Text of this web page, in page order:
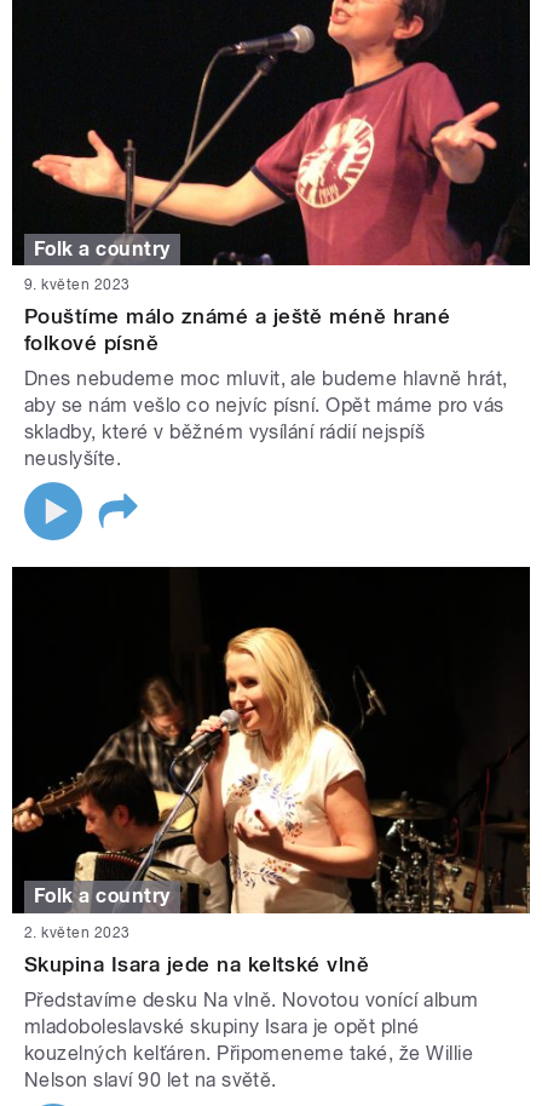
Folk a country
9. květen 2023
Pouštíme málo známé a ještě méně hrané
folkové písně
Dnes nebudeme moc mluvit, ale budeme hlavně hrát,
aby se nám vešlo co nejvíc písní. Opět máme pro vás
skladby, které v běžném vysílání rádií nejspíš
neuslyšíte.
Folk a country
2. květen 2023
Skupina Isara jede na keltské vlně
Představíme desku Na vlně. Novotou vonící album
mladoboleslavské skupiny Isara je opět plné
kouzelných kelťáren. Připomeneme také, že Willie
Nelson slaví 90 let na světě.